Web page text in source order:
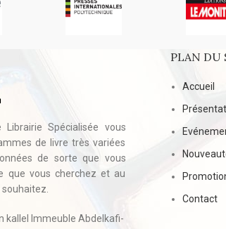
Librairie Spécialisée vous
de livre très variées
de sorte que vous
que vous cherchez et au
souhaitez.
kallel Immeuble Abdelkafi-
PLAN DU
Accueil
Contact